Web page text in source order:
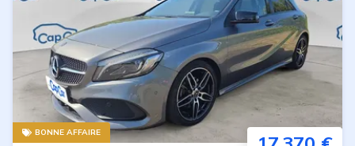
BONNE AFFAIRE